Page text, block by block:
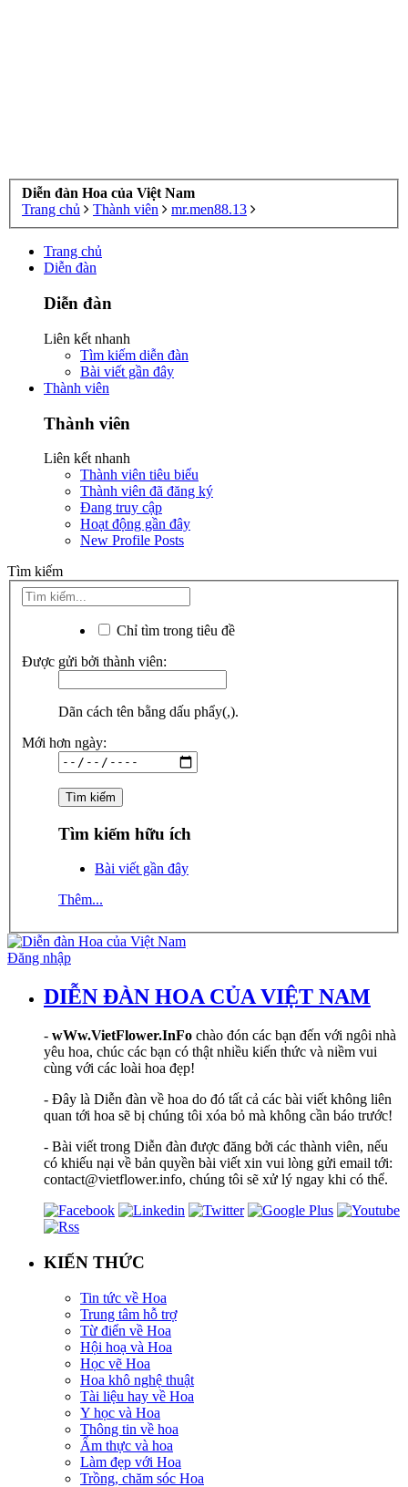
Diễn đàn Hoa của Việt Nam
Trang chủ
Thành viên mr.men88.13
Trang chủ
Diễn đàn
Diễn đàn
Liên kết nhanh
Tìm kiếm diễn đàn
Bài viết gần đây
Thành viên
Thành viên
Liên kết nhanh
Thành viên tiêu biểu
Thành viên đã đăng ký
Đang truy cập
Hoạt động gần đây
New Profile Posts
Tìm kiếm
Chỉ tìm trong tiêu đề
Được gửi bởi thành viên:
Dãn cách tên bằng dấu phẩy(,).
Mới hơn ngày:
Tìm kiếm hữu ích
Bài viết gần đây
Thêm...
Đăng nhập
DIỄN ĐÀN HOA CỦA VIỆT NAM
- wWw.VietFlower.InFo chào đón các bạn đến với ngôi nhà
yêu hoa, chúc các bạn có thật nhiều kiến thức và niềm vui
cùng với các loài hoa đẹp!
- Đây là Diễn đàn về hoa do đó tất cả các bài viết không liên
quan tới hoa sẽ bị chúng tôi xóa bỏ mà không cần báo trước!
- Bài viết trong Diễn đàn được đăng bởi các thành viên, nếu
có khiếu nại về bản quyền bài viết xin vui lòng gửi email tới:
contact@vietflower.info, chúng tôi sẽ xử lý ngay khi có thể.
KIẾN THỨC
Tin tức về Hoa
Trung tâm hỗ trợ
Từ điển về Hoa
Hội hoạ và Hoa
Học vẽ Hoa
Hoa khô nghệ thuật
Tài liệu hay về Hoa
Y học và Hoa
Thông tin về hoa
Ẩm thực và hoa
Làm đẹp với Hoa
Trồng, chăm sóc Hoa